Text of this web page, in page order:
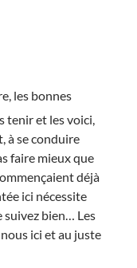
les bonnes
tenir et les voici,
à se conduire
faire mieux que
déjà
ici nécessite
suivez bien… Les
ici et au juste